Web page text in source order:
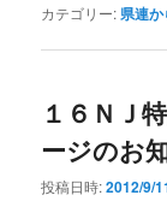
カテゴリー:県連か
１６ＮＪ
ージのお
投稿日時:2012/9/